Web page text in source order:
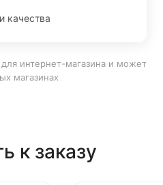
качества
интернет-магазина и может
магазинах
к заказу